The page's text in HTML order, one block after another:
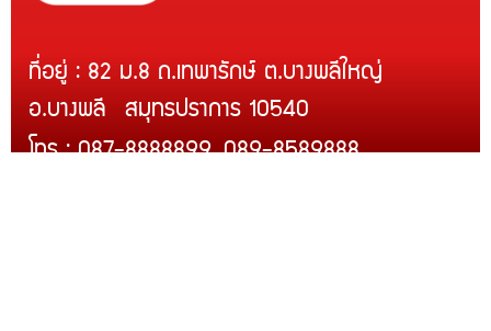
ที่อยู่ : 82 ม.8 ถ.เทพารักษ์ ต.บางพลีใหญ่
อ.บางพลี สมุทรปราการ 10540
โทร : 087-8888899, 089-8589888